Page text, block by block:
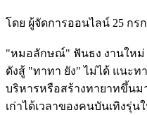
โดย ผู้จัดการออนไลน์ 25 กร
"หมอลักษณ์" ฟันธง งานใหม่
ดังสู้ "ทาทา ยัง" ไม่ได้ แนะท
บริหารหรือสร้างทายาทขึ้นม
เก่าได้เวลาของคนบันเทิงรุ่น